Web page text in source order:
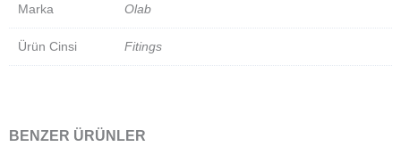
Marka Olab
Ürün Cinsi Fitings
BENZER ÜRÜNLER